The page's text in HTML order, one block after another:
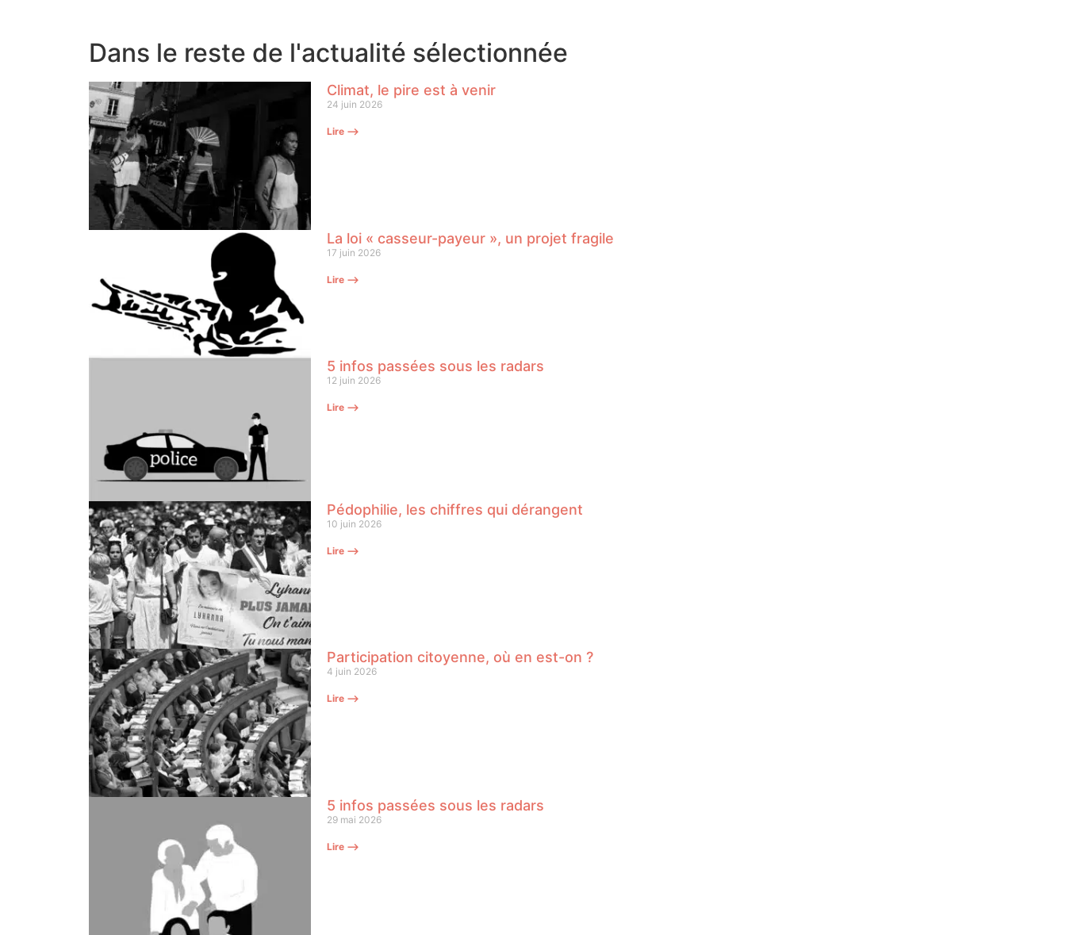
Dans le reste de l'actualité sélectionnée
Climat, le pire est à venir
24 juin 2026
Lire ⟶
La loi « casseur-payeur », un projet fragile
17 juin 2026
Lire ⟶
5 infos passées sous les radars
12 juin 2026
Lire ⟶
Pédophilie, les chiffres qui dérangent
10 juin 2026
Lire ⟶
Participation citoyenne, où en est-on ?
4 juin 2026
Lire ⟶
5 infos passées sous les radars
29 mai 2026
Lire ⟶